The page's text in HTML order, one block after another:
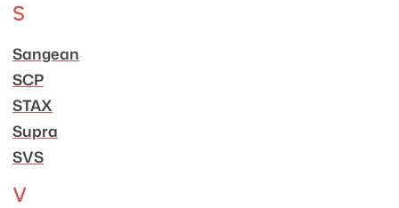
S
Sangean
SCP
STAX
Supra
SVS
V